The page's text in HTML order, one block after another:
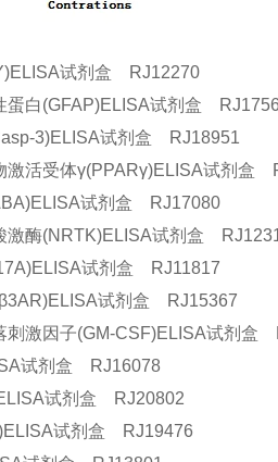
试剂盒 RJ12270
蛋白(GFAP)ELISA试剂盒
3)ELISA试剂盒 RJ18951
激活受体γ(PPARγ)ELISA试剂盒
试剂盒 RJ17080
激酶(NRTK)ELISA试剂盒
试剂盒 RJ11817
试剂盒 RJ15367
刺激因子(GM-CSF)ELISA试剂盒
试剂盒 RJ16078
试剂盒 RJ20802
试剂盒 RJ19476